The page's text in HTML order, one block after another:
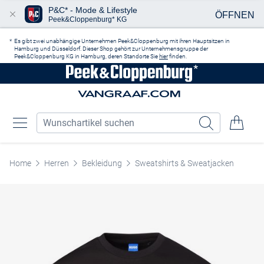
Es gibt zwei unabhängige Unternehmen Peek&Cloppenburg mit ihren Hauptsitzen in
Hamburg und Düsseldorf. Dieser Shop gehört zur Unternehmensgruppe der
Peek&Cloppenburg KG in Hamburg, deren Standorte Sie hierfinden.
Home Herren Bekleidung Sweatshirts & Sweatjacken
P&C* - Mode & Lifestyle
Peek&Cloppenburg* KG ÖFFNEN